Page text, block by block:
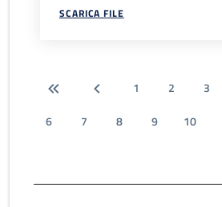
SCARICA FILE
1 2 3
6
7 8 9 10